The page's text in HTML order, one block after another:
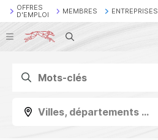
OFFRES
D'EMPLOI
MEMBRES ENTREPRISES
Recherche
Villes, départements ...